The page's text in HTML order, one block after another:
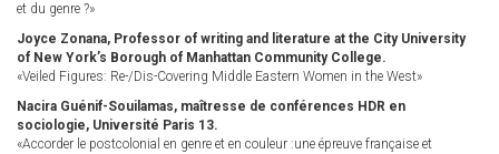
et du genre ?»
Joyce Zonana, Professor of writing and literature at the City University
of New York’s Borough of Manhattan Community College.
«Veiled Figures: Re-/Dis-Covering Middle Eastern Women in the West»
Nacira Guénif-Souilamas, maîtresse de conférences HDR en
sociologie, Université Paris 13.
«Accorder le postcolonial en genre et en couleur :une épreuve française et